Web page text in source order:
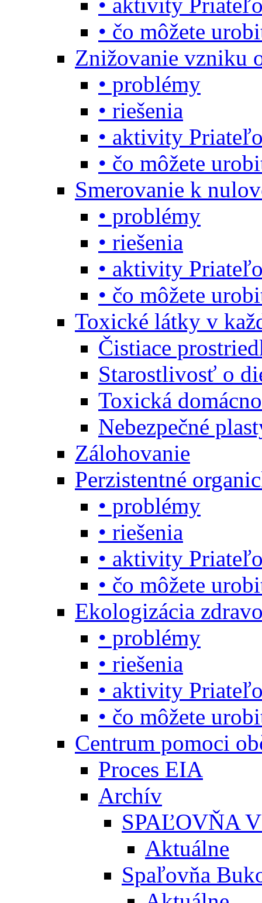
• čo môžete
Znižovanie vzniku
• problémy
• riešenia
• aktivity
• čo môžete
Smerovanie k
• problémy
• riešenia
• aktivity
• čo môžete
Toxické látky v
Čistiace
Starostlivosť o
Toxická
Nebezpečné
Zálohovanie
Perzistentné
• problémy
• riešenia
• aktivity
• čo môžete
Ekologizácia
• problémy
• riešenia
• aktivity
• čo môžete
Centrum pomoci
Proces EIA
Archív
SPAĽOVŇA
Aktuálne
Spaľovňa